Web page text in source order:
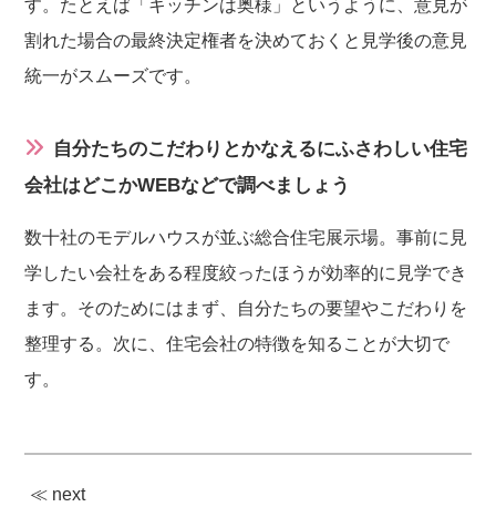
す。たとえば「キッチンは奥様」というように、意見が
割れた場合の最終決定権者を決めておくと見学後の意見
統一がスムーズです。
自分たちのこだわりとかなえるにふさわしい住宅
会社はどこかWEBなどで調べましょう
数十社のモデルハウスが並ぶ総合住宅展示場。事前に見
学したい会社をある程度絞ったほうが効率的に見学でき
ます。そのためにはまず、自分たちの要望やこだわりを
整理する。次に、住宅会社の特徴を知ることが大切で
す。
≪ next